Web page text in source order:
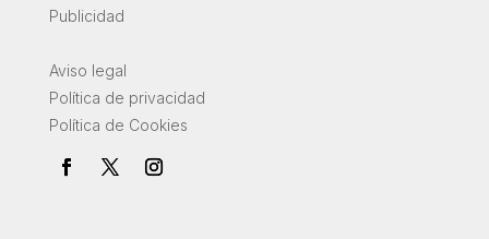
Publicidad
Aviso legal
Política de privacidad
Política de Cookies